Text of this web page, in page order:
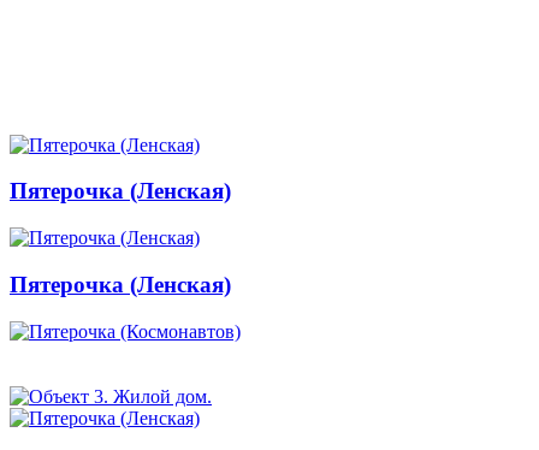
Пятерочка (Ленская)
Пятерочка (Ленская)